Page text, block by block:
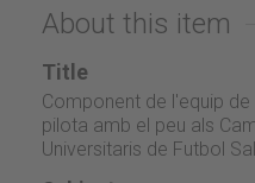
About this item
Title
Component de l'equip
pilota amb el peu als
Universitaris de Futbol